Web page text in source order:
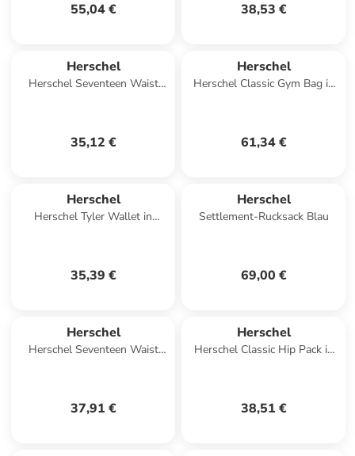
55,04 € 38,53 €
Herschel
Herschel Seventeen Waist
35,12 €
Herschel
Herschel Classic Gym Bag in
61,34 €
Herschel
Herschel Tyler Wallet in
35,39 €
Herschel
Settlement-Rucksack Blau
69,00 €
Herschel
Herschel Seventeen Waist
37,91 €
Herschel
Herschel Classic Hip Pack in
38,51 €